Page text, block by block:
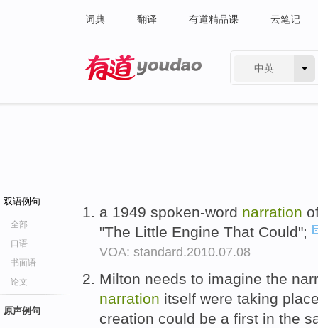
词典 翻译 有道精品课 云笔记
中英
双语例句
全部
口语
书面语
论文
原声例句
a 1949 spoken-word narration
"The Little Engine That Could";
VOA: standard.2010.07.08
Milton needs to imagine the
narration itself were taking
creation could be a first in the